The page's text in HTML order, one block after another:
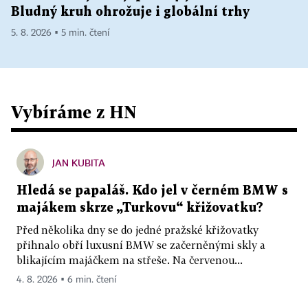
Bludný kruh ohrožuje i globální trhy
5. 8. 2026 ▪ 5 min. čtení
Vybíráme z HN
JAN KUBITA
Hledá se papaláš. Kdo jel v černém BMW s
majákem skrze „Turkovu“ křižovatku?
Před několika dny se do jedné pražské křižovatky
přihnalo obří luxusní BMW se začerněnými skly a
blikajícím majáčkem na střeše. Na červenou...
4. 8. 2026 ▪ 6 min. čtení